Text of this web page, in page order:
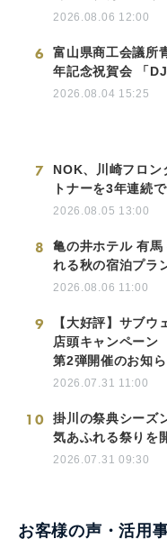
2026.08.06 12:00
6
富山県商工会議所
年記念祝賀会 「
2026.08.04 15:25
7
NOK、川崎フロン
トナーを3年連続
2026.08.05 13:00
8
亀の井ホテル 有
れる秋の宿泊プラ
2026.08.06 11:00
9
【大好評】サブウ
店頭キャンペーン
第2弾開催のお知
2026.07.31 11:00
10
掛川の祭典シーズ
気あふれる祭りを
2026.07.31 09:30
お客様の声・活用